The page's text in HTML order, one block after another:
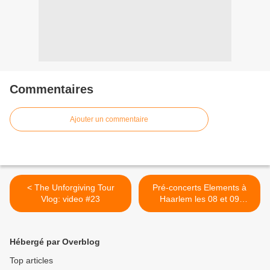
Commentaires
Ajouter un commentaire
< The Unforgiving Tour
Vlog: video #23
Pré-concerts Elements à
Haarlem les 08 et 09
novembre (Pays-Bas) >
Hébergé par Overblog
Top articles